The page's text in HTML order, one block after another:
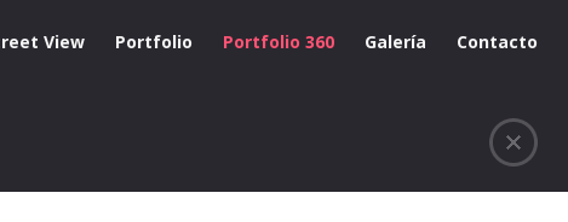
View Portfolio Portfolio 360 Galería Contacto